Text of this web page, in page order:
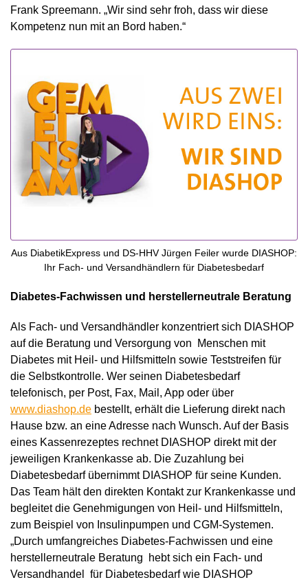
Frank Spreemann. „Wir sind sehr froh, dass wir diese
Kompetenz nun mit an Bord haben.“
Aus DiabetikExpress und DS-HHV Jürgen Feiler wurde DIASHOP:
Ihr Fach- und Versandhändlern für Diabetesbedarf
Diabetes-Fachwissen und herstellerneutrale Beratung
Als Fach- und Versandhändler konzentriert sich DIASHOP
auf die Beratung und Versorgung von Menschen mit
Diabetes mit Heil- und Hilfsmitteln sowie Teststreifen für
die Selbstkontrolle. Wer seinen Diabetesbedarf
telefonisch, per Post, Fax, Mail, App oder über
www.diashop.de bestellt, erhält die Lieferung direkt nach
Hause bzw. an eine Adresse nach Wunsch. Auf der Basis
eines Kassenrezeptes rechnet DIASHOP direkt mit der
jeweiligen Krankenkasse ab. Die Zuzahlung bei
Diabetesbedarf übernimmt DIASHOP für seine Kunden.
Das Team hält den direkten Kontakt zur Krankenkasse und
begleitet die Genehmigungen von Heil- und Hilfsmitteln,
zum Beispiel von Insulinpumpen und CGM-Systemen.
„Durch umfangreiches Diabetes-Fachwissen und eine
herstellerneutrale Beratung hebt sich ein Fach- und
Versandhandel für Diabetesbedarf wie DIASHOP